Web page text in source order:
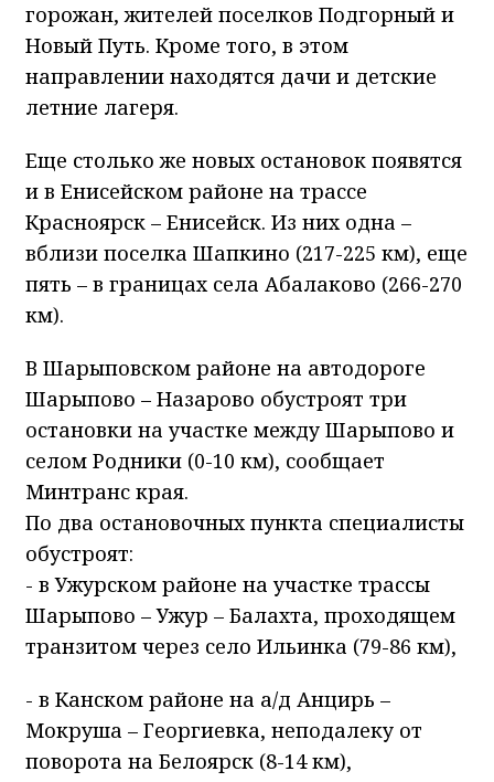
горожан, жителей поселков Подгорный и
Новый Путь. Кроме того, в этом
направлении находятся дачи и детские
летние лагеря.
Еще столько же новых остановок появятся
и в Енисейском районе на трассе
Красноярск – Енисейск. Из них одна –
вблизи поселка Шапкино (217-225 км), еще
пять – в границах села Абалаково (266-270
км).
В Шарыповском районе на автодороге
Шарыпово – Назарово обустроят три
остановки на участке между Шарыпово и
селом Родники (0-10 км), сообщает
Минтранс края.
По два остановочных пункта специалисты
обустроят:
- в Ужурском районе на участке трассы
Шарыпово – Ужур – Балахта, проходящем
транзитом через село Ильинка (79-86 км),
- в Канском районе на а/д Анцирь –
Мокруша – Георгиевка, неподалеку от
поворота на Белоярск (8-14 км),